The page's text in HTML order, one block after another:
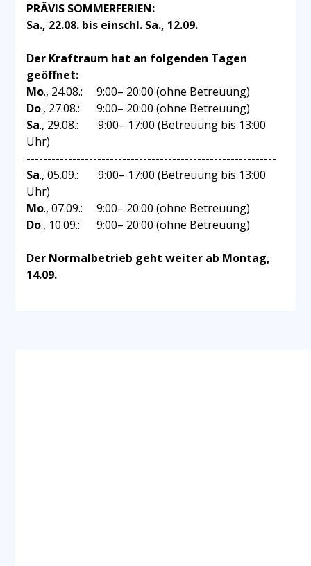
PRÄVIS SOMMERFERIEN:
Sa., 22.08. bis einschl. Sa., 12.09.
Der Kraftraum hat an folgenden Tagen
geöffnet:
Mo., 24.08.: 9:00– 20:00 (ohne Betreuung)
Do., 27.08.: 9:00– 20:00 (ohne Betreuung)
Sa., 29.08.: 9:00– 17:00 (Betreuung bis 13:00
Uhr)
------------------------------------------------------------
Sa., 05.09.: 9:00– 17:00 (Betreuung bis 13:00
Uhr)
Mo., 07.09.: 9:00– 20:00 (ohne Betreuung)
Do., 10.09.: 9:00– 20:00 (ohne Betreuung)
Der Normalbetrieb geht weiter ab Montag,
14.09.